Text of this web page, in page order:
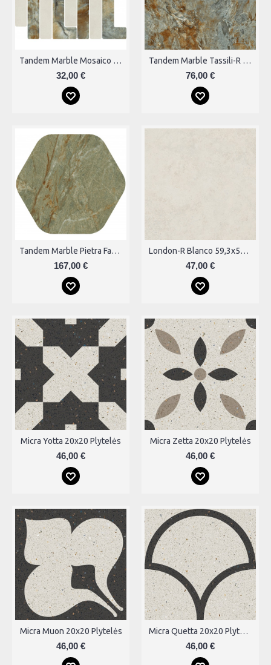
Tandem Marble Mosaico Trellick Tassili Blanco Plytelės
32,00 €
Tandem Marble Tassili-R Plytelės
76,00 €
Tandem Marble Pietra Faroe Plytelės
167,00 €
London-R Blanco 59,3x59,3 Plytelės
47,00 €
Micra Yotta 20x20 Plytelės
46,00 €
Micra Zetta 20x20 Plytelės
46,00 €
Micra Muon 20x20 Plytelės
46,00 €
Micra Quetta 20x20 Plytelės
46,00 €